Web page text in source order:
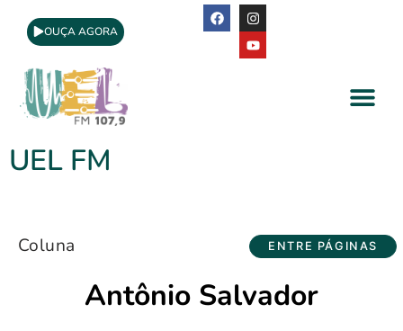
OUÇA AGORA
UEL FM
Coluna ENTRE PÁGINAS
Antônio Salvador